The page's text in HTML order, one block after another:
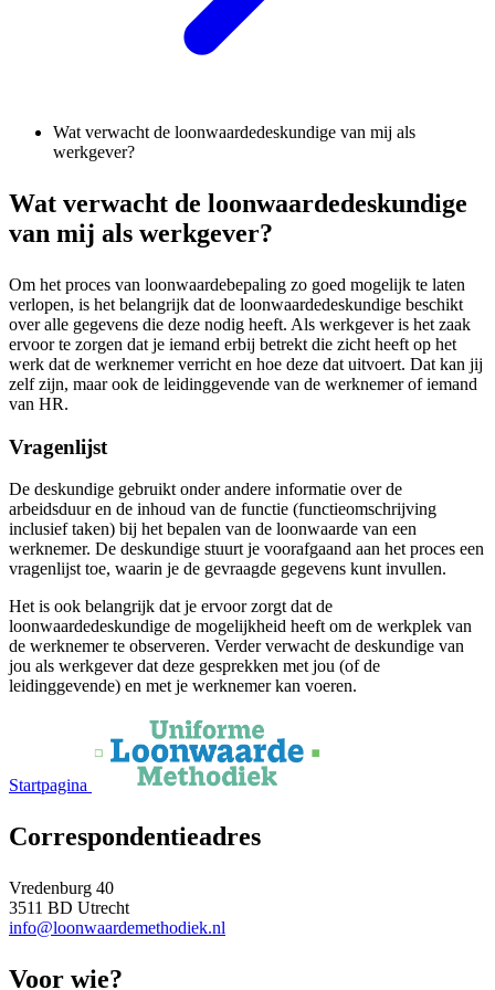
Wat verwacht de loonwaardedeskundige van mij als
werkgever?
Wat verwacht de loonwaardedeskundige
van mij als werkgever?
Om het proces van loonwaardebepaling zo goed mogelijk te laten
verlopen, is het belangrijk dat de loonwaardedeskundige beschikt
over alle gegevens die deze nodig heeft. Als werkgever is het zaak
ervoor te zorgen dat je iemand erbij betrekt die zicht heeft op het
werk dat de werknemer verricht en hoe deze dat uitvoert. Dat kan jij
zelf zijn, maar ook de leidinggevende van de werknemer of iemand
van HR.
Vragenlijst
De deskundige gebruikt onder andere informatie over de
arbeidsduur en de inhoud van de functie (functieomschrijving
inclusief taken) bij het bepalen van de loonwaarde van een
werknemer. De deskundige stuurt je voorafgaand aan het proces een
vragenlijst toe, waarin je de gevraagde gegevens kunt invullen.
Het is ook belangrijk dat je ervoor zorgt dat de
loonwaardedeskundige de mogelijkheid heeft om de werkplek van
de werknemer te observeren. Verder verwacht de deskundige van
jou als werkgever dat deze gesprekken met jou (of de
leidinggevende) en met je werknemer kan voeren.
Startpagina
Correspondentieadres
Vredenburg 40
3511 BD Utrecht
info@loonwaardemethodiek.nl
Voor wie?